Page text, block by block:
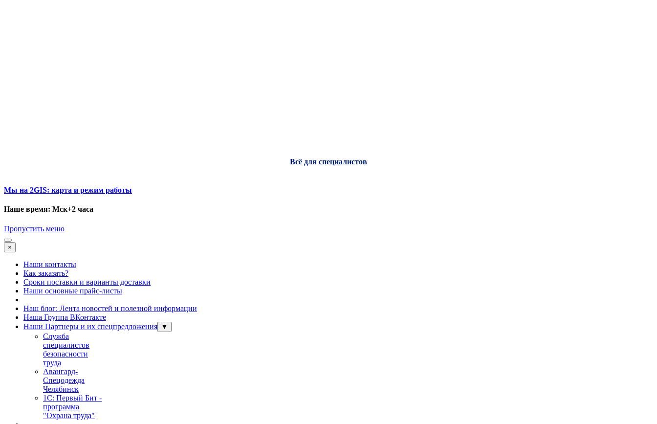
Всё для специалистов
Мы на 2GIS: карта и режим работы
Наше время: Мск+2 часа
Пропустить меню
×
Наши контакты
Как заказать?
Сроки поставки и варианты доставки
Наши основные прайс-листы
Наш блог: Лента новостей и полезной информации
Наша Группа ВКонтакте
Наши Партнеры и их спецпредложения
▼
Служба
специалистов
безопасности
труда
Авангард-
Спецодежда
Челябинск
1С: Первый Бит -
программа
"Охрана труда"